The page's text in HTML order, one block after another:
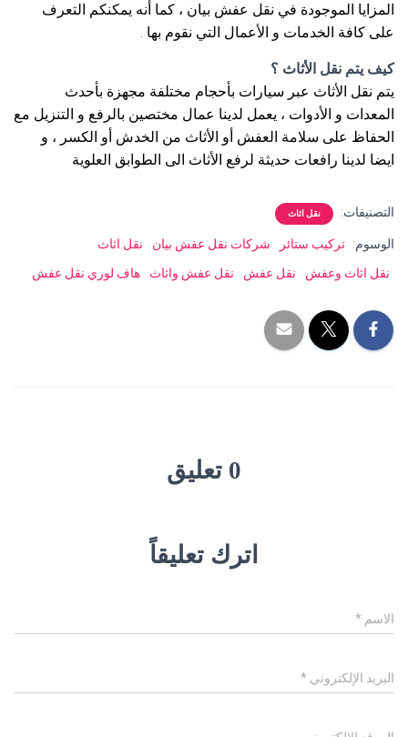
المزايا الموجودة في نقل عفش بيان ، كما أنه يمكنكم التعرف
على كافة الخدمات و الأعمال التي نقوم بها .
كيف يتم نقل الأثاث ؟
يتم نقل الأثاث عبر سيارات بأحجام مختلفة مجهزة بأحدث
المعدات و الأدوات ، يعمل لدينا عمال مختصين بالرفع و التنزيل مع
الحفاظ على سلامة العفش أو الأثاث من الخدش أو الكسر ، و
ايضا لدينا رافعات حديثة لرفع الأثاث الى الطوابق العلوية
التصنيفات: نقل اثاث
الوسوم: تركيب ستائر شركات نقل عفش بيان
نقل اثاث
نقل اثاث وعفش
نقل عفش نقل عفش واثاث هاف لوري نقل عفش
0 تعليق
اترك تعليقاً
الاسم *
البريد الإلكتروني *